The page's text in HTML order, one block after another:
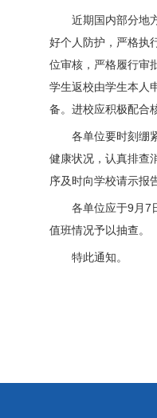
近期国内部分地
好个人防护，严格执
位审核，严格履行审
学生返校由学生本人
备。进校应积极配合
各单位要时刻绷
健康状况，认真排查
序及时向学校请示报
各单位应于9月7
值班情况予以抽查。
特此通知。